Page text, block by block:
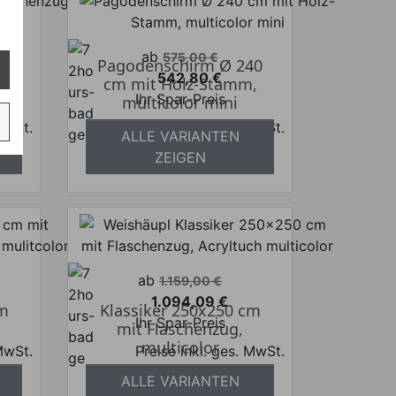
Verkaufspreis
ab 575,00 €
Preis
542,80 €
Ihr Spar-Preis
Preise inkl. ges. MwSt.
absolut versandkostenfrei
Pagodenschirm Ø 240
cm mit Holz-Stamm,
multicolor mini
ALLE VARIANTEN
ZEIGEN
Verkaufspreis
ab 1.159,00 €
Preis
1.094,09 €
Ihr Spar-Preis
Preise inkl. ges. MwSt.
absolut versandkostenfrei
Klassiker 250x250 cm
mit Flaschenzug,
multicolor
ALLE VARIANTEN